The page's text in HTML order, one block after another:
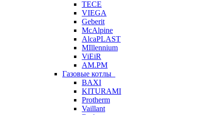
TECE
VIEGA
Geberit
McAlpine
AlcaPLAST
MIllennium
ViEiR
AM.PM
Газовые котлы
BAXI
KITURAMI
Protherm
Vaillant